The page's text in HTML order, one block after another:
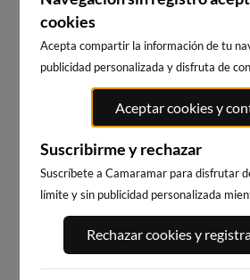
WEBCAM PLAYA DE
MALVARROSA - LAS
VALENCIA
WEBCAM EN:20s
WEBCAMS
cookies
Acepta compartir la información de tu
publicidad personalizada y disfruta de
Aceptar cookies y
Suscribirme y rechazar
Suscríbete a Camaramar para disfrutar
límite y sin publicidad personalizada
Rechazar cookies y